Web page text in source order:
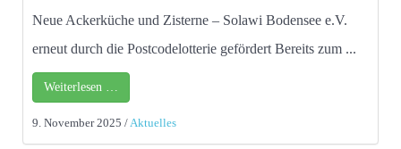
Neue Ackerküche und Zisterne – Solawi Bodensee e.V.
erneut durch die Postcodelotterie gefördert Bereits zum ...
Weiterlesen …
9. November 2025 /Aktuelles